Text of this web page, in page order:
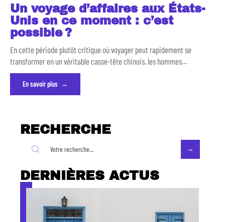
Un voyage d’affaires aux États-
Unis en ce moment : c’est
possible ?
En cette période plutôt critique où voyager peut rapidement se
transformer en un véritable casse-tête chinois, les hommes…
En savoir plus
RECHERCHE
DERNIÈRES ACTUS